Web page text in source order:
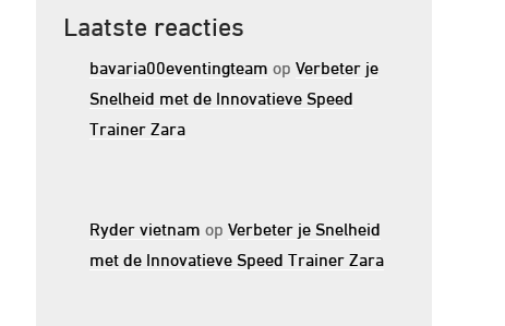
Laatste reacties
bavaria00eventingteam op Verbeter je
Snelheid met de Innovatieve Speed
Trainer Zara
Ryder vietnam op Verbeter je Snelheid
met de Innovatieve Speed Trainer Zara